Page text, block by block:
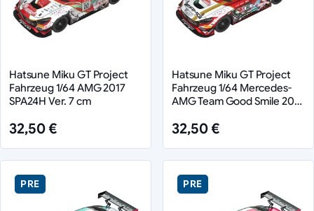
Hatsune Miku GT Project
Fahrzeug 1/64 AMG 2017
SPA24H Ver. 7 cm
32,50 €
Hatsune Miku GT Project
Fahrzeug 1/64 Mercedes-
AMG Team Good Smile 2019
32,50 €
PRE PRE